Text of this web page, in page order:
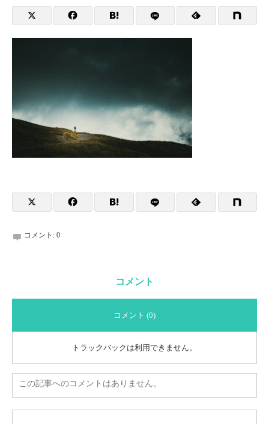
コメント: 0
コメント
コメント (0)
トラックバックは利用できません。
この記事へのコメントはありません。